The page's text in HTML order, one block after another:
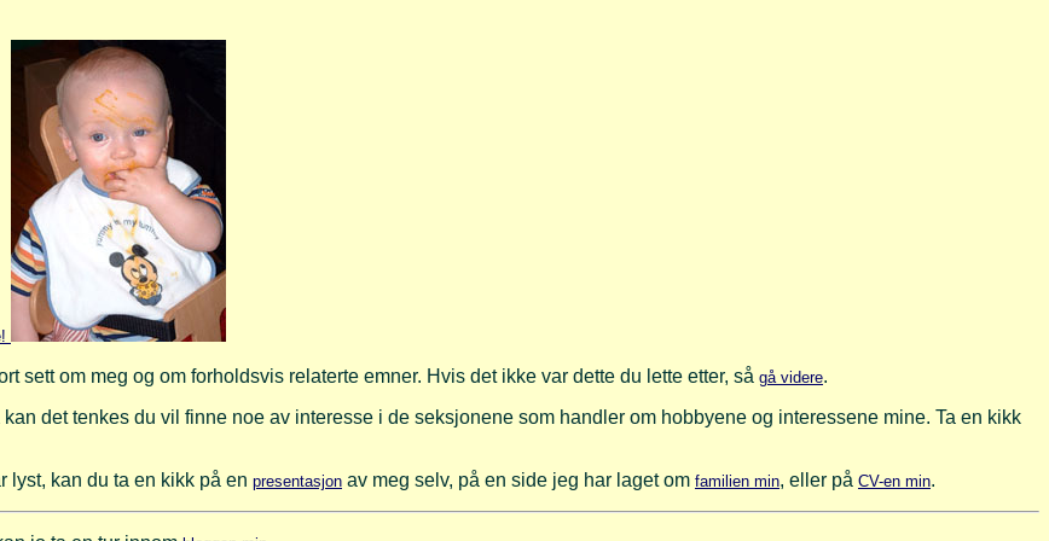
om meg og om forholdsvis relaterte emner. Hvis det ikke var dette du lette etter, så gå videre.
det tenkes du vil finne noe av interesse i de seksjonene som handler om hobbyene og interessene mine. Ta en kikk
lyst, kan du ta en kikk på en presentasjon av meg selv, på en side jeg har laget om familien min, eller på CV-en min.